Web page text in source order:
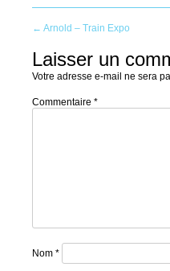
Post
navigation
← Arnold – Train Expo
Laisser un
Votre adresse e-mail ne sera
Commentaire *
Nom *